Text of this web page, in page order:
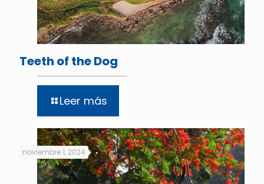
Teeth of the Dog
Leer más
noviembre 1, 2024